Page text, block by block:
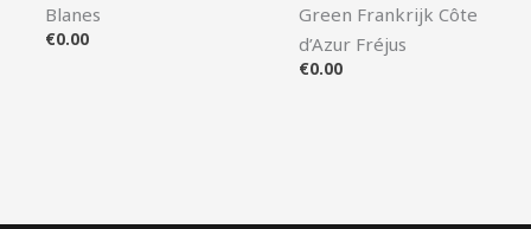
Blanes
€0.00
Green Frankrijk Côte
d’Azur Fréjus
€0.00